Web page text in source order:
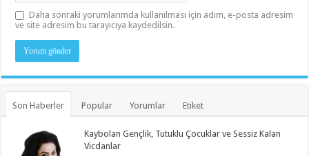
Daha sonraki yorumlarımda kullanılması için adım, e-posta adresim
ve site adresim bu tarayıcıya kaydedilsin.
Son Haberler Popular Yorumlar Etiket
Kaybolan Gençlik, Tutuklu Çocuklar ve Sessiz Kalan
Vicdanlar